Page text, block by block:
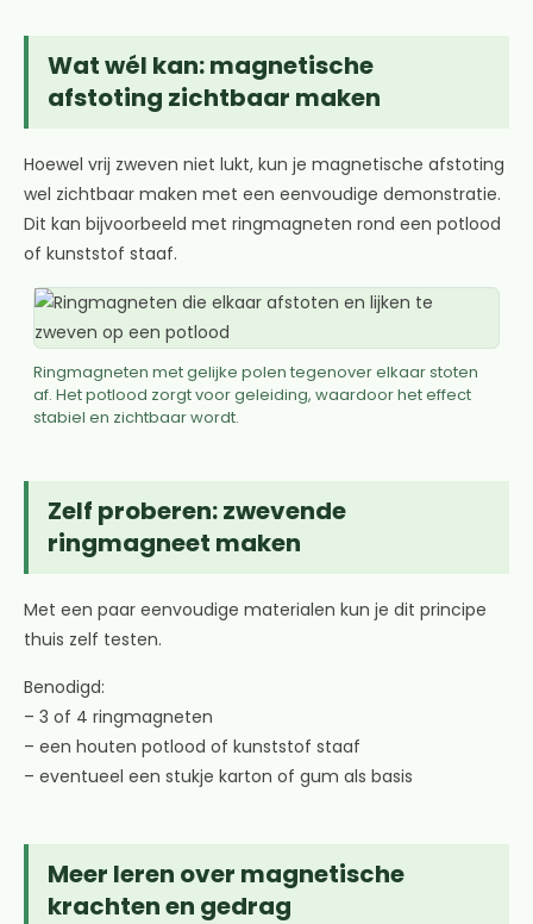
Wat wél kan: magnetische
afstoting zichtbaar maken
Hoewel vrij zweven niet lukt, kun je magnetische afstoting
wel zichtbaar maken met een eenvoudige demonstratie.
Dit kan bijvoorbeeld met ringmagneten rond een potlood
of kunststof staaf.
Ringmagneten met gelijke polen tegenover elkaar stoten
af. Het potlood zorgt voor geleiding, waardoor het effect
stabiel en zichtbaar wordt.
Zelf proberen: zwevende
ringmagneet maken
Met een paar eenvoudige materialen kun je dit principe
thuis zelf testen.
Benodigd:
– 3 of 4 ringmagneten
– een houten potlood of kunststof staaf
– eventueel een stukje karton of gum als basis
Meer leren over magnetische
krachten en gedrag